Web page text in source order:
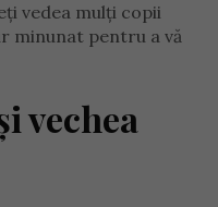
vedea mulți copii
minunat pentru a vă
vechea